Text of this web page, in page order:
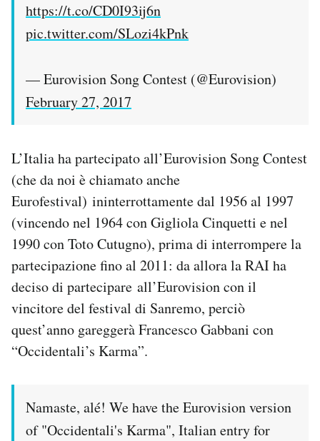
https://t.co/CD0I93ij6n
pic.twitter.com/SLozi4kPnk
— Eurovision Song Contest (@Eurovision)
February 27, 2017
L’Italia ha partecipato all’Eurovision Song Contest
(che da noi è chiamato anche
Eurofestival) ininterrottamente dal 1956 al 1997
(vincendo nel 1964 con Gigliola Cinquetti e nel
1990 con Toto Cutugno), prima di interrompere la
partecipazione fino al 2011: da allora la RAI ha
deciso di partecipare all’Eurovision con il
vincitore del festival di Sanremo, perciò
quest’anno gareggerà Francesco Gabbani con
“Occidentali’s Karma”.
Namaste, alé! We have the Eurovision version
of "Occidentali's Karma", Italian entry for